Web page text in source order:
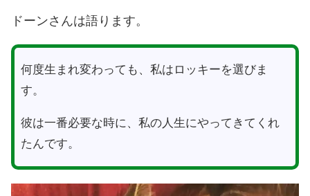
ドーンさんは語ります。
何度生まれ変わっても、私はロッキーを選びま
す。
彼は一番必要な時に、私の人生にやってきてくれ
たんです。